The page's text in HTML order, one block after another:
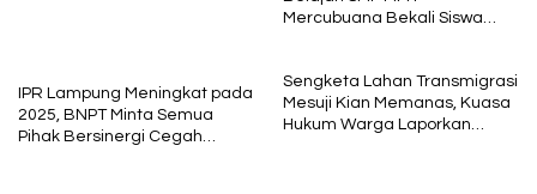
Mercubuana Bekali Siswa
IPR Lampung Meningkat pada
2025, BNPT Minta Semua
Pihak Bersinergi Cegah
Sengketa Lahan Transmigrasi
Mesuji Kian Memanas, Kuasa
Hukum Warga Laporkan